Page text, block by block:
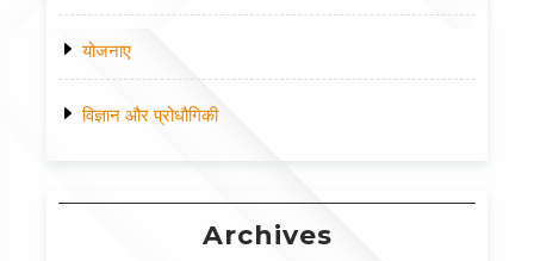
योजनाए
विज्ञान और प्रोधौगिकी
Archives